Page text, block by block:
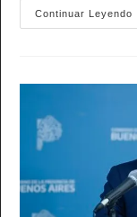
Continuar Leyendo